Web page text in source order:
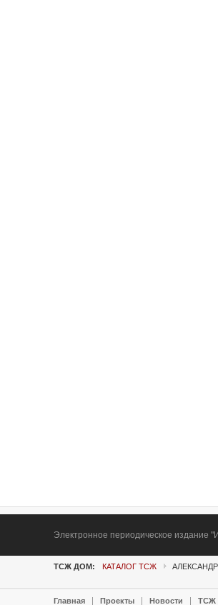
Электронное периодическое
ТСЖ ДОМ: КАТАЛОГ ТСЖ
Главная Проекты Новости ТСЖ